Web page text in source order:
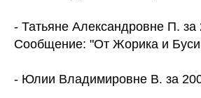
- Татьяне Александровне П. за
Сообщение: "От Жорика и
- Юлии Владимировне В. за